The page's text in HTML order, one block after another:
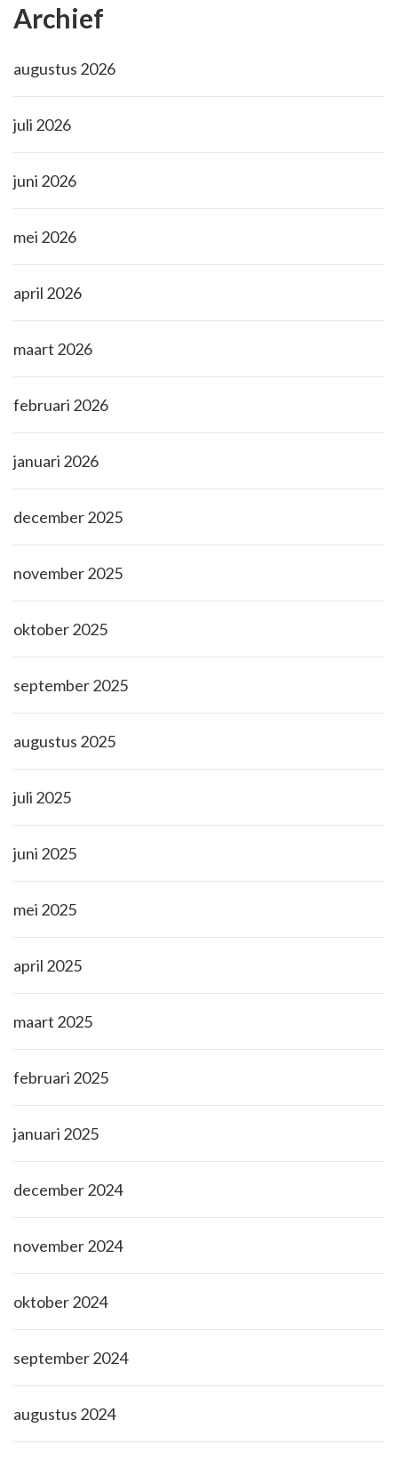
Archief
augustus 2026
juli 2026
juni 2026
mei 2026
april 2026
maart 2026
februari 2026
januari 2026
december 2025
november 2025
oktober 2025
september 2025
augustus 2025
juli 2025
juni 2025
mei 2025
april 2025
maart 2025
februari 2025
januari 2025
december 2024
november 2024
oktober 2024
september 2024
augustus 2024